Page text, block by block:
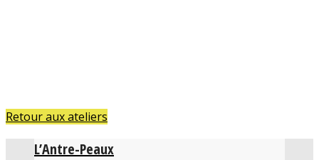
Retour aux ateliers
L’Antre-Peaux